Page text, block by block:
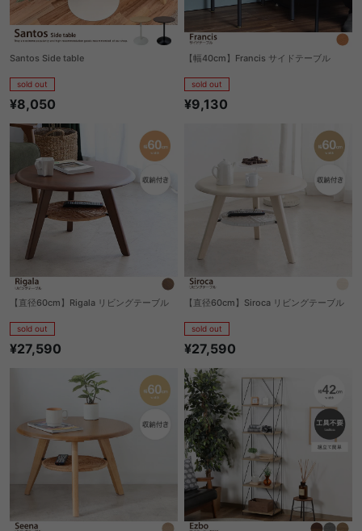
Santos Side table
sold out
¥8,050
【幅40cm】Francis サイドテーブル
sold out
¥9,130
【直径60cm】Rigala リビングテーブル
sold out
¥27,590
【直径60cm】Siroca リビングテーブル
sold out
¥27,590